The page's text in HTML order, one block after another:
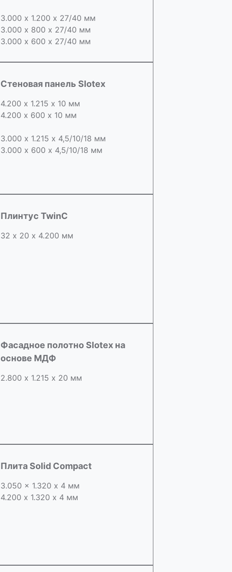
3.000 х 1.200 х 27/40 мм
3.000 х 800 х 27/40 мм
3.000 х 600 х 27/40 мм
Стеновая панель Slotex
4.200 х 1.215 х 10 мм
4.200 х 600 х 10 мм
3.000 х 1.215 х 4,5/10/18 мм
3.000 х 600 х 4,5/10/18 мм
Плинтус TwinC
32 х 20 х 4.200 мм
Фасадное полотно Slotex на
основе МДФ
2.800 х 1.215 х 20 мм
Плита Solid Compact
3.050 x 1.320 х 4 мм
4.200 x 1.320 х 4 мм